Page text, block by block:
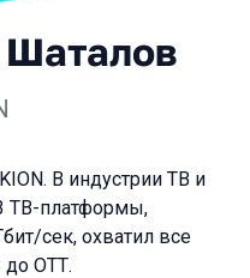
В индустрии ТВ и
ТВ-платформы,
сек, охватил все
до ОТТ.